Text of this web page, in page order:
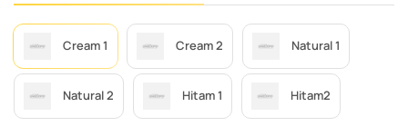
Cream 1 Cream 2 Natural 1
Natural 2 Hitam 1 Hitam2